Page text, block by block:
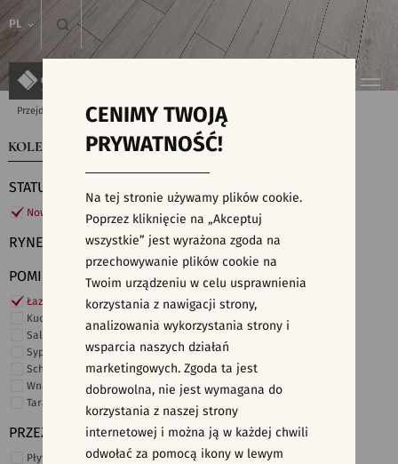
PL
Przejdź do strony głównej Kolekcje
KOLEKCJE WYSZUKIWARKA PŁYTEK
STATUS
Nowości
RYNEK
POMIESZCZENIE
Łazienka
Kuchnia
Salon i hol
Sypialnia
Schody
Wnętrza komercyjne
Taras i ogród
PRZEZNACZENIE
Płytki ścienne
CENIMY TWOJĄ
PRYWATNOŚĆ!
Na tej stronie używamy plików cookie.
Poprzez kliknięcie na „Akceptuj
wszystkie” jest wyrażona zgoda na
przechowywanie plików cookie na
Twoim urządzeniu w celu usprawnienia
korzystania z nawigacji strony,
analizowania wykorzystania strony i
wsparcia naszych działań
marketingowych. Zgoda ta jest
dobrowolna, nie jest wymagana do
korzystania z naszej strony
internetowej i można ją w każdej chwili
odwołać za pomocą ikony w lewym